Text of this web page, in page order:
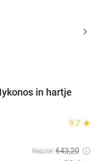
42%
in hartje
9.7 star
Regulier €43,20